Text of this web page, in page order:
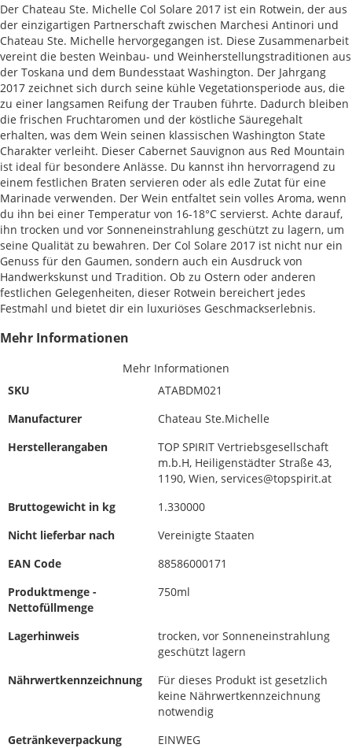
Der Chateau Ste. Michelle Col Solare 2017 ist ein Rotwein, der aus
der einzigartigen Partnerschaft zwischen Marchesi Antinori und
Chateau Ste. Michelle hervorgegangen ist. Diese Zusammenarbeit
vereint die besten Weinbau- und Weinherstellungstraditionen aus
der Toskana und dem Bundesstaat Washington. Der Jahrgang
2017 zeichnet sich durch seine kühle Vegetationsperiode aus, die
zu einer langsamen Reifung der Trauben führte. Dadurch bleiben
die frischen Fruchtaromen und der köstliche Säuregehalt
erhalten, was dem Wein seinen klassischen Washington State
Charakter verleiht. Dieser Cabernet Sauvignon aus Red Mountain
ist ideal für besondere Anlässe. Du kannst ihn hervorragend zu
einem festlichen Braten servieren oder als edle Zutat für eine
Marinade verwenden. Der Wein entfaltet sein volles Aroma, wenn
du ihn bei einer Temperatur von 16-18°C servierst. Achte darauf,
ihn trocken und vor Sonneneinstrahlung geschützt zu lagern, um
seine Qualität zu bewahren. Der Col Solare 2017 ist nicht nur ein
Genuss für den Gaumen, sondern auch ein Ausdruck von
Handwerkskunst und Tradition. Ob zu Ostern oder anderen
festlichen Gelegenheiten, dieser Rotwein bereichert jedes
Festmahl und bietet dir ein luxuriöses Geschmackserlebnis.
Mehr Informationen
Mehr Informationen
SKU
ATABDM021
Manufacturer
Chateau Ste.Michelle
Herstellerangaben
TOP SPIRIT Vertriebsgesellschaft
m.b.H, Heiligenstädter Straße 43,
1190, Wien, services@topspirit.at
Bruttogewicht in kg
1.330000
Nicht lieferbar nach
Vereinigte Staaten
EAN Code
88586000171
Produktmenge -
Nettofüllmenge
750ml
Lagerhinweis
trocken, vor Sonneneinstrahlung
geschützt lagern
Nährwertkennzeichnung
Für dieses Produkt ist gesetzlich
keine Nährwertkennzeichnung
notwendig
Getränkeverpackung
EINWEG